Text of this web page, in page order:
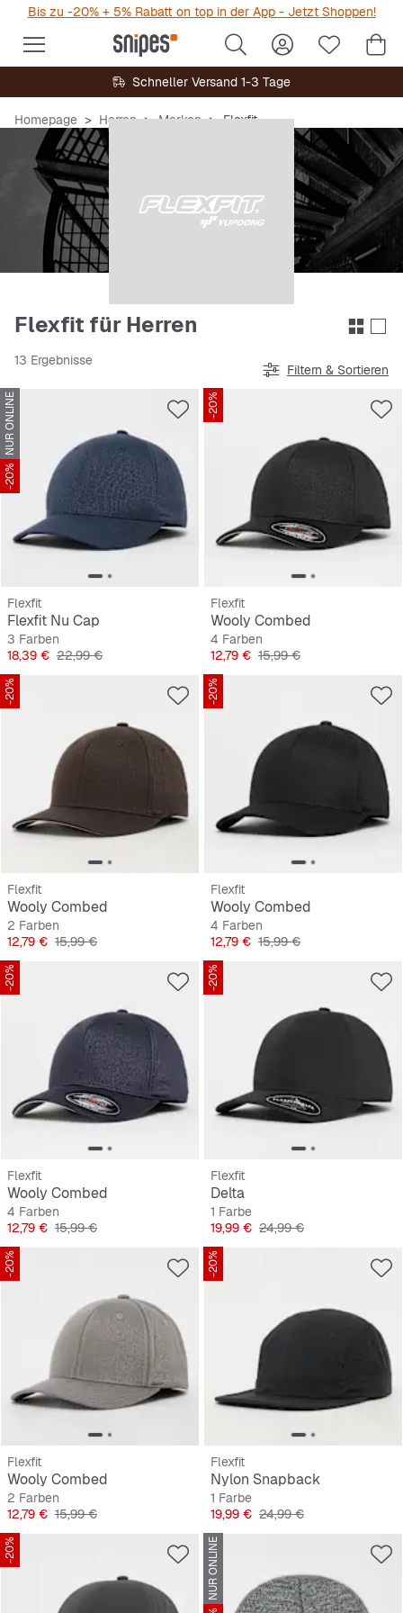
Bis zu -20% + 5% Rabatt on top in der App - Jetzt Shoppen!
Schneller Versand 1-3 Tage
Homepage Herren Marken Flexfit
Flexfit für Herren
13 Ergebnisse
Filtern & Sortieren
NUR ONLINE
-20%
Flexfit
Flexfit Nu Cap
3 Farben
Preis
18,39 € Originalpreis
22,99 €
-20%
Flexfit
Wooly Combed
4 Farben
Preis
12,79 € Originalpreis
15,99 €
-20%
Flexfit
Wooly Combed
2 Farben
Preis
12,79 € Originalpreis
15,99 €
-20%
Flexfit
Wooly Combed
4 Farben
Preis
12,79 € Originalpreis
15,99 €
-20%
Flexfit
Wooly Combed
4 Farben
Preis
12,79 € Originalpreis
15,99 €
-20%
Flexfit
Delta
1 Farbe
Preis
19,99 € Originalpreis
24,99 €
-20%
Flexfit
Wooly Combed
2 Farben
Preis
12,79 € Originalpreis
15,99 €
-20%
Flexfit
Nylon Snapback
1 Farbe
Preis
19,99 € Originalpreis
24,99 €
-20% NUR ONLINE